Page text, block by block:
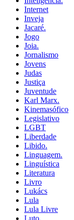
Internet
Inveja
Jacaré.
Jogo
Joia.
Jornalismo
Jovens
Judas
Justiça
Juventude
Karl Marx.
Kinemasófico
Legislativo
LGBT
Liberdade
Libido.
Linguagem.
Linguística
Literatura
Livro
Lukács
Lula
Lula Livre